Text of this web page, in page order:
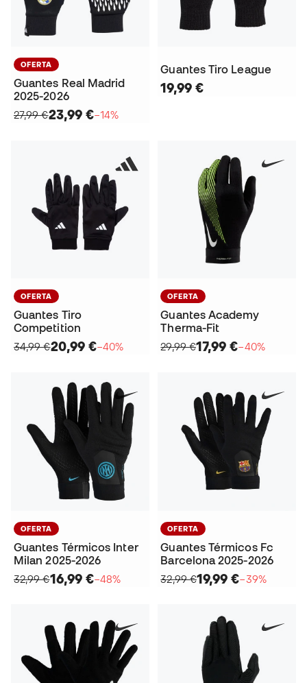
OFERTA
Guantes Real Madrid
2025-2026
27,99 €23,99 €−14%
Guantes Tiro League
19,99 €
OFERTA
Guantes Tiro
Competition
34,99 €20,99 €−40%
OFERTA
Guantes Academy
Therma-Fit
29,99 €17,99 €−40%
OFERTA
Guantes Térmicos Inter
Milan 2025-2026
32,99 €16,99 €−48%
OFERTA
Guantes Térmicos Fc
Barcelona 2025-2026
32,99 €19,99 €−39%